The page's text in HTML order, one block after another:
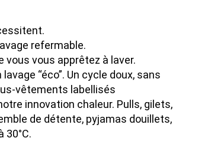
refermable.
vous apprêtez à laver.
“éco”. Un cycle doux, sans
vêtements labellisés
innovation chaleur. Pulls, gilets,
de détente, pyjamas douillets,